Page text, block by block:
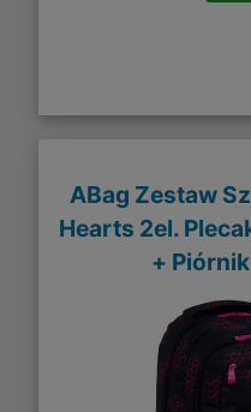
ABag Zestaw
Hearts 2el.
+